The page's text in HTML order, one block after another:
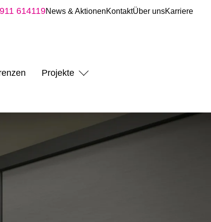
614119News & AktionenKontaktÜber unsKarriere
Projekte